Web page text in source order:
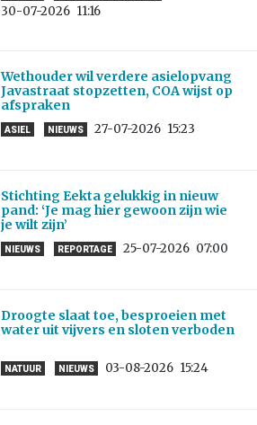
30-07-2026 11:16
Wethouder wil verdere asielopvang
Javastraat stopzetten, COA wijst op
afspraken
ASIEL NIEUWS 27-07-2026 15:23
Stichting Eekta gelukkig in nieuw
pand: ‘Je mag hier gewoon zijn wie
je wilt zijn’
NIEUWS REPORTAGE 25-07-2026 07:00
Droogte slaat toe, besproeien met
water uit vijvers en sloten verboden
NATUUR NIEUWS 03-08-2026 15:24